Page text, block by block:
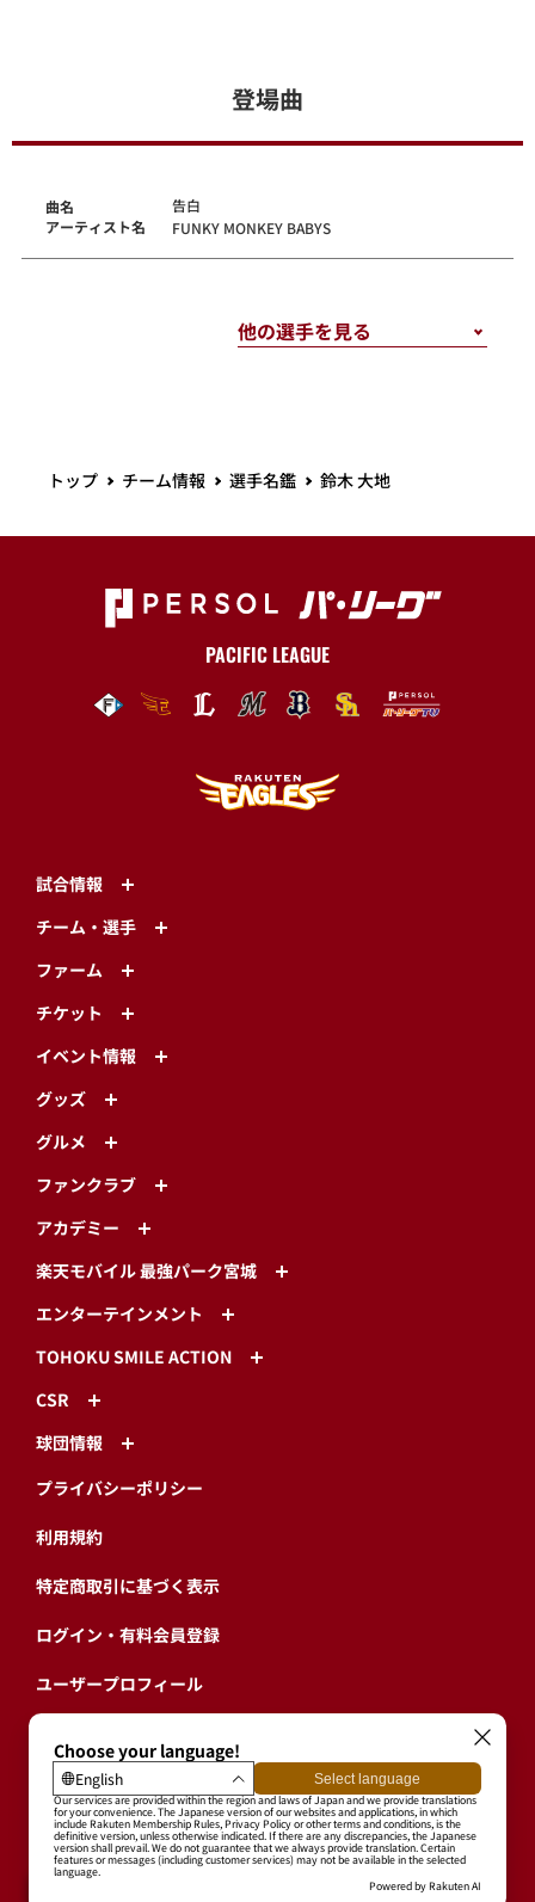
登場曲
曲名
アーティスト名
告白
FUNKY MONKEY BABYS
トップ チーム情報 選手名鑑 鈴木 大地
PACIFIC LEAGUE
試合情報
チーム・選手
ファーム
チケット
イベント情報
グッズ
グルメ
ファンクラブ
アカデミー
楽天モバイル 最強パーク宮城
エンターテインメント
TOHOKU SMILE ACTION
CSR
球団情報
プライバシーポリシー
利用規約
特定商取引に基づく表示
ログイン・有料会員登録
ユーザープロフィール
退会
東北楽天ゴールデンイーグルス公式サイト